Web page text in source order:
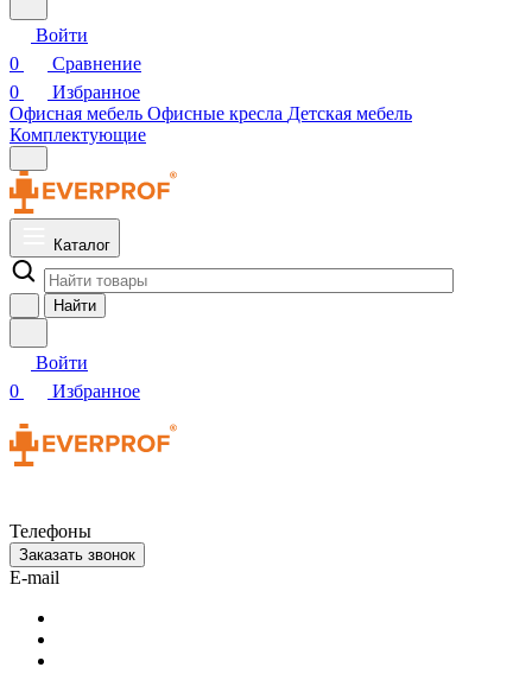
Войти
0
Сравнение
0
Избранное
Офисная мебель Офисные кресла Детская мебель
Комплектующие
Каталог
Найти
Войти
0
Избранное
Телефоны
Заказать звонок
E-mail